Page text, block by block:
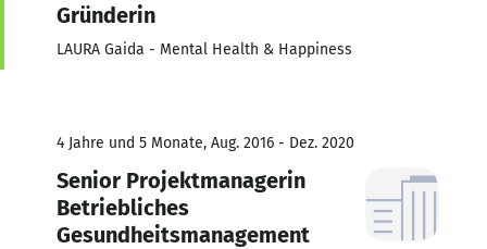
Gründerin
LAURA Gaida - Mental Health & Happiness
4 Jahre und 5 Monate, Aug. 2016 - Dez. 2020
Senior Projektmanagerin
Betriebliches
Gesundheitsmanagement